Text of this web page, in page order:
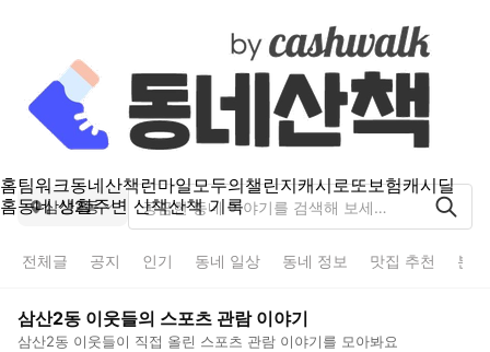
홈팀워크동네산책런마일모두의챌린지캐시로또보험캐시딜
홈동네 생활주변 산책산책 기록
삼산2동
전체글 공지 인기 동네 일상 동네 정보 맛집 추천 분
삼산2동 이웃들의 스포츠 관람이야기
삼산2동 이웃들이 직접 올린 스포츠 관람 이야기를 모아봐요